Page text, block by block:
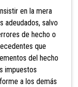
en la mera
adeudados, salvo
de hecho o
que
del hecho
impuestos
a los demás